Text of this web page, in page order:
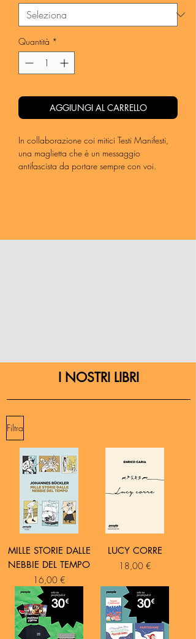
Quantità *
AGGIUNGI AL CARRELLO
In collaborazione coi mitici Testi Manifesti,
una maglietta che è un messaggio
antifascista da portare sempre con voi.
I NOSTRI LIBRI
Filtra
MILLE STORIE DALLE
NEBBIE DEL TEMPO
Prezzo
16,00 €
LUCY CORRE
Prezzo
18,00 €